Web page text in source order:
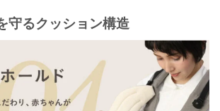
守るクッション構造